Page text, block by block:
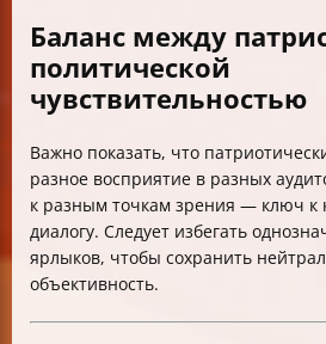
Баланс между
политической
чувствительностью
Важно показать, что
разное восприятие в разных
к разным точкам зрения — ключ к
диалогу. Следует избегать
ярлыков, чтобы сохранить
объективность.